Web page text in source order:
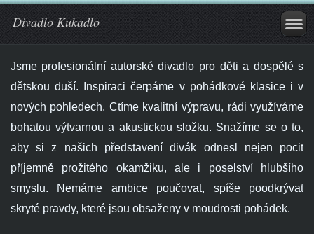
Divadlo Kukadlo
Jsme profesionální autorské divadlo pro děti a dospělé s
dětskou duší. Inspiraci čerpáme v pohádkové klasice i v
nových pohledech. Ctíme kvalitní výpravu, rádi využíváme
bohatou výtvarnou a akustickou složku. Snažíme se o to,
aby si z našich představení divák odnesl nejen pocit
příjemně prožitého okamžiku, ale i poselství hlubšího
smyslu. Nemáme ambice poučovat, spíše poodkrývat
skryté pravdy, které jsou obsaženy v moudrosti pohádek.